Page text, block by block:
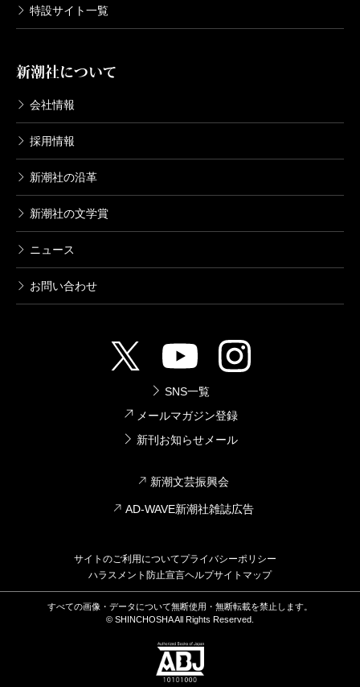
特設サイト一覧
新潮社について
会社情報
採用情報
新潮社の沿革
新潮社の文学賞
ニュース
お問い合わせ
SNS一覧
メールマガジン登録
新刊お知らせメール
新潮文芸振興会
AD-WAVE新潮社雑誌広告
サイトのご利用についてプライバシーポリシー
ハラスメント防止宣言ヘルプサイトマップ
すべての画像・データについて無断使用・無断転載を禁止します。
© SHINCHOSHA All Rights Reserved.